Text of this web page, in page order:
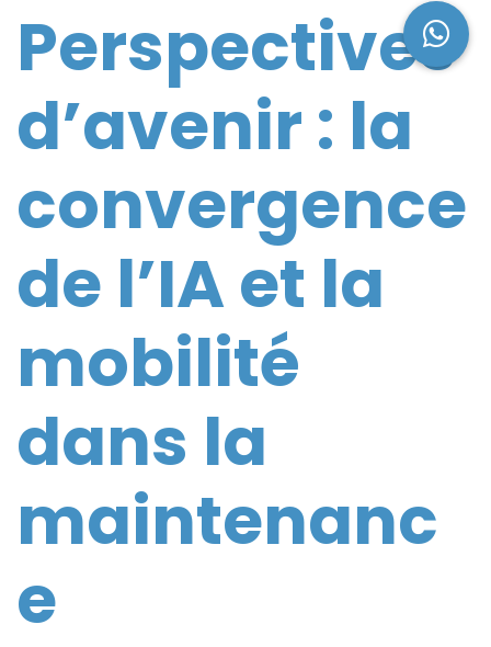
Perspectives
d’avenir : la
convergence
de l’IA et la
mobilité
dans la
maintenanc
e